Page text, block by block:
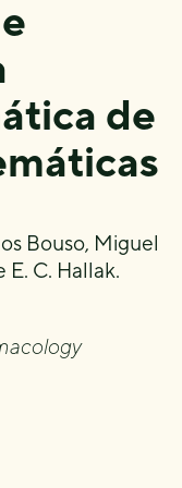
de
Bouso, Miguel
E. C. Hallak.